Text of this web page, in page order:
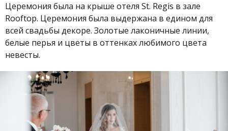
Церемония была на крыше отеля St. Regis в зале
Rooftop. Церемония была выдержана в едином для
всей свадьбы декоре. Золотые лаконичные линии,
белые перья и цветы в оттенках любимого цвета
невесты.